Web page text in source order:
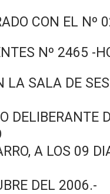
CON EL Nº
Nº 2465 -
LA SALA DE
DELIBERANTE
A LOS 09
DEL 2006.-